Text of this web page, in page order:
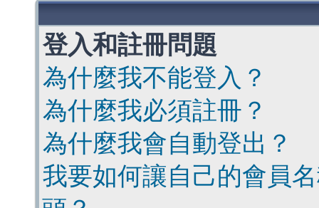
登入和註冊問題
為什麼我不能登入？
為什麼我必須註冊？
為什麼我會自動登出？
我要如何讓自己的會員